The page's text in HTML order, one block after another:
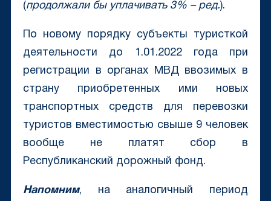
(продолжали бы уплачивать 3% – ред.).
По новому порядку субъекты туристкой
деятельности до 1.01.2022 года при
регистрации в органах МВД ввозимых в
страну приобретенных ими новых
транспортных средств для перевозки
туристов вместимостью свыше 9 человек
вообще не платят сбор в
Республиканский дорожный фонд.
Напомним, на аналогичный период